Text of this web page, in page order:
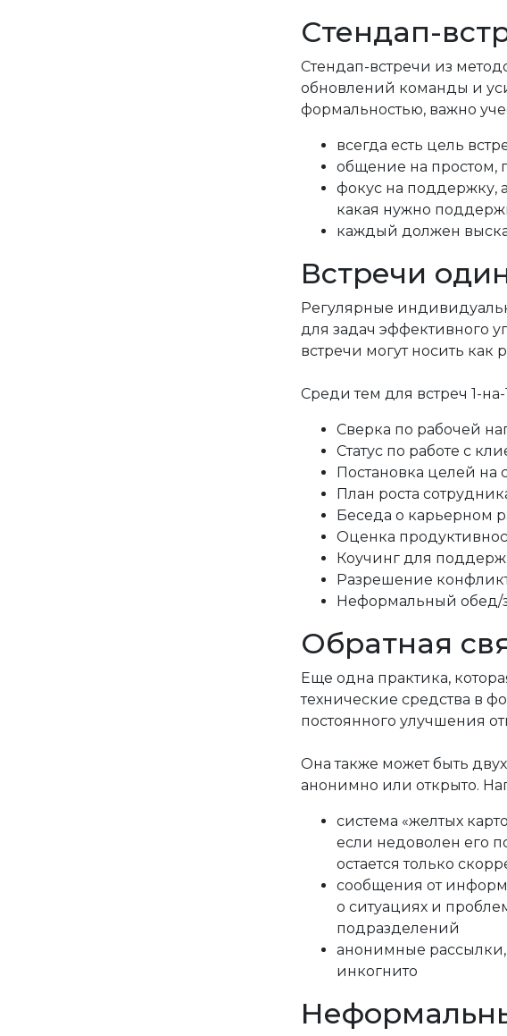
Стендап-
Стендап-встречи из
обновлений команды и
формальностью, важно
всегда есть цель
общение на простом,
фокус на поддержку,
какая нужно
каждый должен
Встречи
Регулярные
для задач эффективного
встречи могут носить как
Среди тем для встреч 1-
Сверка по рабочей
Статус по работе с
Постановка целей на
План роста
Беседа о карьерном
Оценка
Коучинг для
Разрешение
Неформальный обед/
Обратная
Еще одна практика,
технические средства в
постоянного улучшения
Она также может быть
анонимно или открыто.
система «желтых
если недоволен его
остается только
сообщения от
о ситуациях и
подразделений
анонимные рассылки,
инкогнито